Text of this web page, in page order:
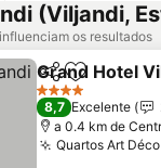
(Viljandi,
os resultados
PartilharAdicionar
Grand Hotel
4 Estrelas
8,7 Excelente
a 0.4 km de
Quartos Art